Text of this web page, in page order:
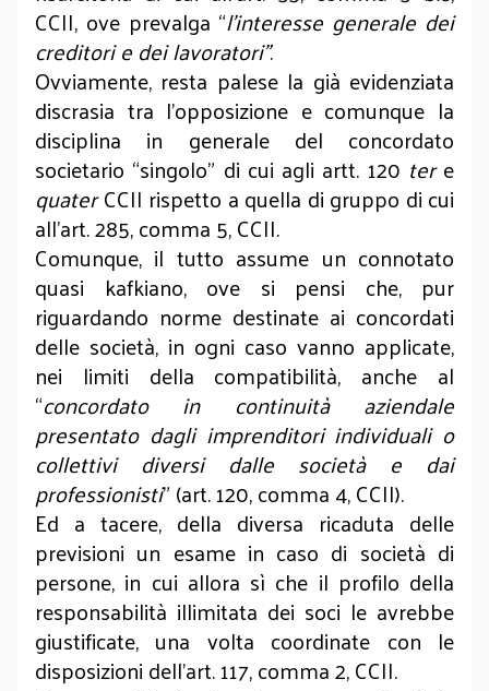
CCII, ove prevalga “l’interesse generale dei
creditori e dei lavoratori”.
Ovviamente, resta palese la già evidenziata
discrasia tra l’opposizione e comunque la
disciplina in generale del concordato
societario “singolo” di cui agli artt. 120 tere
quaterCCII rispetto a quella di gruppo di cui
all’art. 285, comma 5, CCII.
Comunque, il tutto assume un connotato
quasi kafkiano, ove si pensi che, pur
riguardando norme destinate ai concordati
delle società, in ogni caso vanno applicate,
nei limiti della compatibilità, anche al
“concordato in continuità aziendale
presentato dagli imprenditori individuali o
collettivi diversi dalle società e dai
professionisti” (art. 120, comma 4, CCII).
Ed a tacere, della diversa ricaduta delle
previsioni un esame in caso di società di
persone, in cui allora sì che il profilo della
responsabilità illimitata dei soci le avrebbe
giustificate, una volta coordinate con le
disposizioni dell’art. 117, comma 2, CCII.